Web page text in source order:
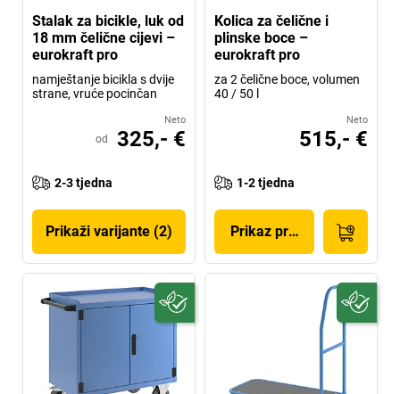
Stalak za bicikle, luk od
18 mm čelične cijevi –
eurokraft pro
namještanje bicikla s dvije
strane, vruće pocinčan
Neto
od 325,- €
2-3 tjedna
Prikaži varijante (2)
Kolica za čelične i
plinske boce –
eurokraft pro
za 2 čelične boce, volumen
40 / 50 l
Neto
515,- €
1-2 tjedna
Prikaz proizvoda